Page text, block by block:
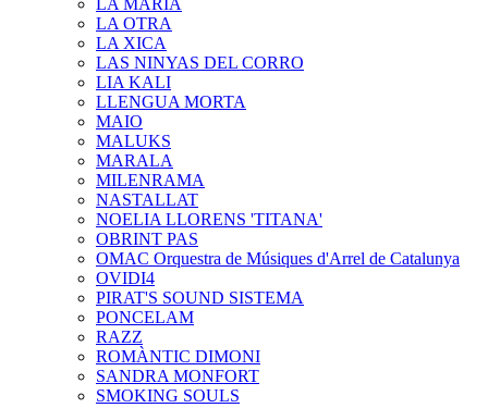
LA MARIA
LA OTRA
LA XICA
LAS NINYAS DEL CORRO
LIA KALI
LLENGUA MORTA
MAIO
MALUKS
MARALA
MILENRAMA
NASTALLAT
NOELIA LLORENS 'TITANA'
OBRINT PAS
OMAC Orquestra de Músiques d'Arrel de Catalunya
OVIDI4
PIRAT'S SOUND SISTEMA
PONCELAM
RAZZ
ROMÀNTIC DIMONI
SANDRA MONFORT
SMOKING SOULS